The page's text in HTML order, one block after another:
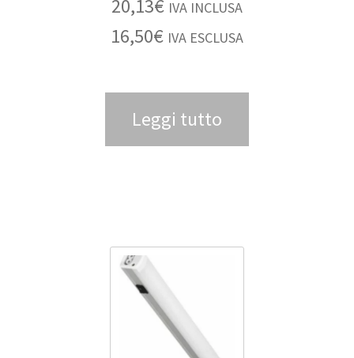
20,13€ IVA INCLUSA
16,50€ IVA ESCLUSA
Leggi tutto